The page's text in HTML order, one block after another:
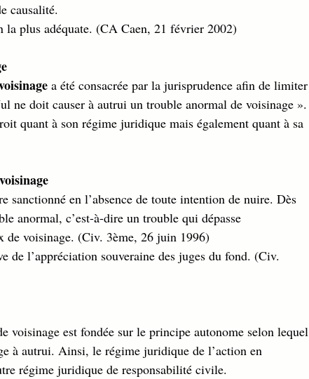
causalité.
plus adéquate. (CA Caen, 21 février 2002)
a été consacrée par la jurisprudence afin de limiter
ne doit causer à autrui un trouble anormal de voisinage ».
quant à son régime juridique mais également quant à sa
sanctionné en l’absence de toute intention de nuire. Dès
anormal, c’est-à-dire un trouble qui dépasse
de voisinage. (Civ. 3ème, 26 juin 1996)
de l’appréciation souveraine des juges du fond. (Civ.
voisinage est fondée sur le principe autonome selon lequel
à autrui. Ainsi, le régime juridique de l’action en
régime juridique de responsabilité civile.